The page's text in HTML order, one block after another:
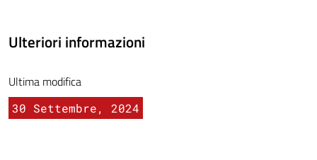
Ulteriori informazioni
Ultima modifica
30 Settembre, 2024